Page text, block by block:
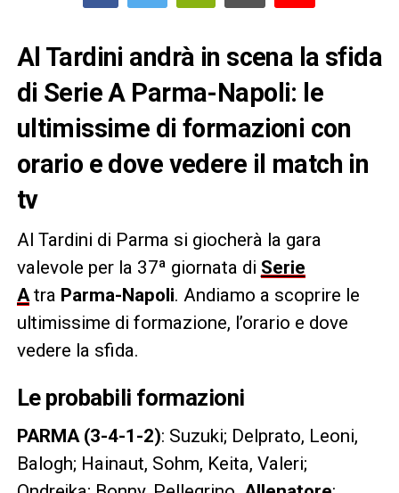
Al Tardini andrà in scena la sfida
di Serie A Parma-Napoli: le
ultimissime di formazioni con
orario e dove vedere il match in
tv
Al Tardini di Parma si giocherà la gara
valevole per la 37ª giornata di Serie
Atra Parma-Napoli. Andiamo a scoprire le
ultimissime di formazione, l’orario e dove
vedere la sfida.
Le probabili formazioni
PARMA (3-4-1-2): Suzuki; Delprato, Leoni,
Balogh; Hainaut, Sohm, Keita, Valeri;